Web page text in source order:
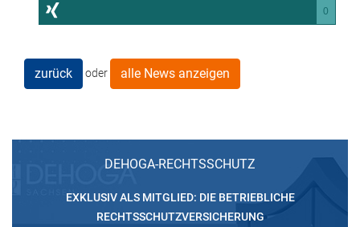
0
zurück oder alle News anzeigen
DEHOGA-RECHTSSCHUTZ
EXKLUSIV ALS MITGLIED: DIE BETRIEBLICHE
RECHTSSCHUTZVERSICHERUNG